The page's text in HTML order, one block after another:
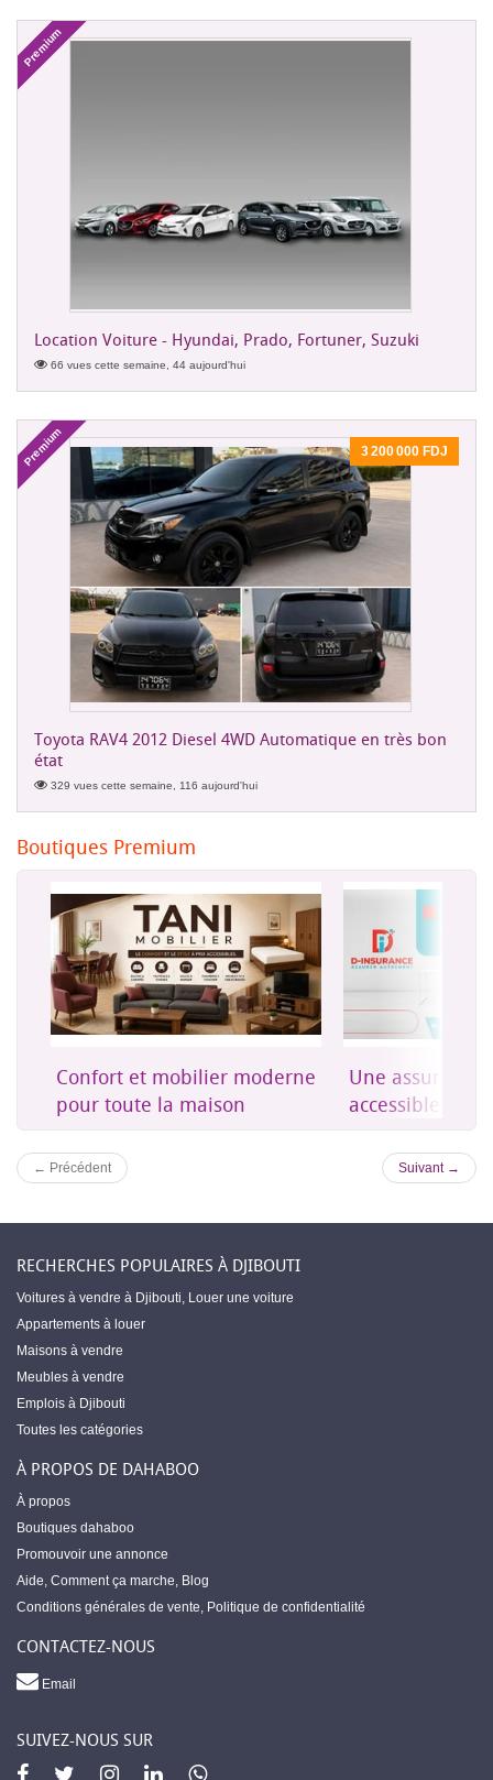
Premium
Location Voiture - Hyundai, Prado, Fortuner, Suzuki
66 vues cette semaine, 44 aujourd'hui
Premium 3 200 000 FDJ
Toyota RAV4 2012 Diesel 4WD Automatique en très bon
état
329 vues cette semaine, 116 aujourd'hui
Boutiques Premium
Confort et mobilier moderne
pour toute la maison
Une
accessible à
← Précédent Suivant →
RECHERCHES POPULAIRES À DJIBOUTI
Voitures à vendre à Djibouti, Louer une voiture
Appartements à louer
Maisons à vendre
Meubles à vendre
Emplois à Djibouti
Toutes les catégories
À PROPOS DE DAHABOO
À propos
Boutiques dahaboo
Promouvoir une annonce
Aide, Comment ça marche, Blog
Conditions générales de vente, Politique de confidentialité
CONTACTEZ-NOUS
Email
SUIVEZ-NOUS SUR